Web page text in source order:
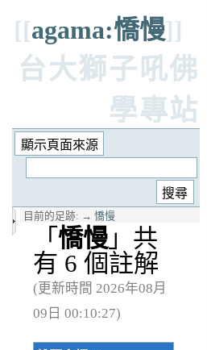
[[agama:憍慢]]
台大獅子吼佛
學專站
目前的足跡: → 憍慢
「 憍慢 」共
有 6 個註解
(更新時間 2026年08月
09日 00:10:27)